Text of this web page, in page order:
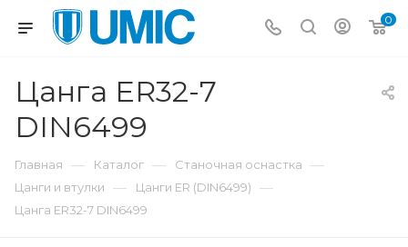
0
Цанга ER32-7
DIN6499
Главная — Каталог — Станочная оснастка —
Цанги и втулки — Цанги ER (DIN6499) —
Цанга ER32-7 DIN6499